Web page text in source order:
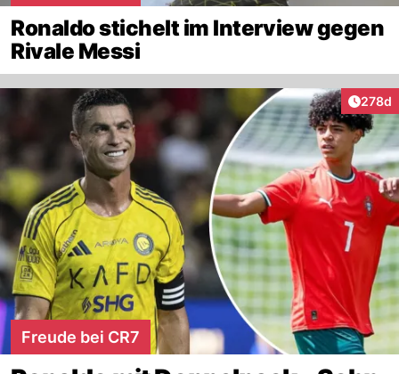
Ronaldo stichelt im Interview gegen
Rivale Messi
278d
Freude bei CR7